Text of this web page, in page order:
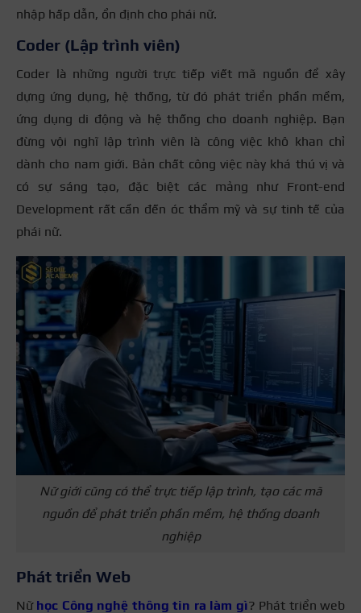
nhập hấp dẫn, ổn định cho phái nữ.
Coder (Lập trình viên)
Coder là những người trực tiếp viết mã nguồn để xây
dựng ứng dụng, hệ thống, từ đó phát triển phần mềm,
ứng dụng di động và hệ thống cho doanh nghiệp. Bạn
đừng vội nghĩ lập trình viên là công việc khô khan chỉ
dành cho nam giới. Bản chất công việc này khá thú vị và
có sự sáng tạo, đặc biệt các mảng như Front-end
Development rất cần đến óc thẩm mỹ và sự tinh tế của
phái nữ.
Nữ giới cũng có thể trực tiếp lập trình, tạo các mã
nguồn để phát triển phần mềm, hệ thống doanh
nghiệp
Phát triển Web
Nữ học Công nghệ thông tin ra làm gì? Phát triển web